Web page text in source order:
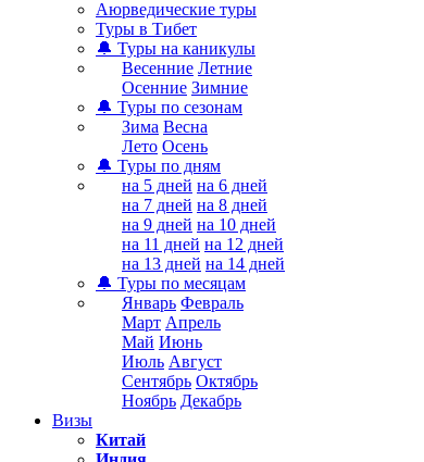
Аюрведические туры
Туры в Тибет
🔔 Туры на каникулы
Весенние Летние
Осенние Зимние
🔔 Туры по сезонам
Зима Весна
Лето Осень
🔔 Туры по дням
на 5 дней на 6 дней
на 7 дней на 8 дней
на 9 дней на 10 дней
на 11 дней на 12 дней
на 13 дней на 14 дней
🔔 Туры по месяцам
Январь Февраль
Март Апрель
Май Июнь
Июль Август
Сентябрь Октябрь
Ноябрь Декабрь
Визы
Китай